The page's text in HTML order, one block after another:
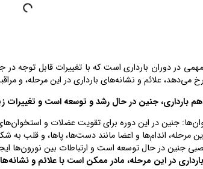
در دوران بارداری است که با تغییرات قابل توجه
رخ می‌دهد، علائم و نشانه‌های بارداری در این مرحله، و
بارداری، جنین در حال رشد و توسعه است و
جنین در این دوره برای تقویت عضلات و
مرحله، اندام‌ها و اعضا مانند دست‌ها، پاها، و قلب به
جنین در حال توسعه است و ارتباطات بین نورون‌ها
در این مرحله، مادر ممکن است با علائم و